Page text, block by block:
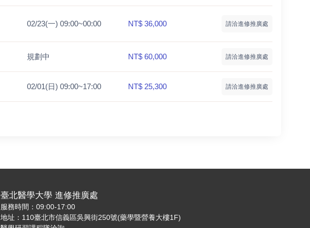
02/23(一) 09:00~00:00 NT$ 36,000 請洽進修推廣處
規劃中 NT$ 60,000 請洽進修推廣處
02/01(日) 09:00~17:00 NT$ 25,300 請洽進修推廣處
臺北醫學大學 進修推廣處
服務時間：09:00-17:00
地址：110臺北市信義區吳興街250號(藥學暨營養大樓1F)